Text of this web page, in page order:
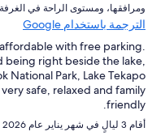
ومرافقها⁩، و⁦مستوى الراحة في الغرفة⁩
الترجمة باستخدام Google
with free parking.
being right beside the lake,
National Park, Lake Tekapo
safe, relaxed and family
friendly.
أقام 3 ليالٍ في شهر يناير عام 2026